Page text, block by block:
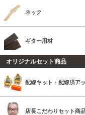
ネック
ギター用材
オリジナルセット商品
配線キット・配線済ア
店長こだわりセット商